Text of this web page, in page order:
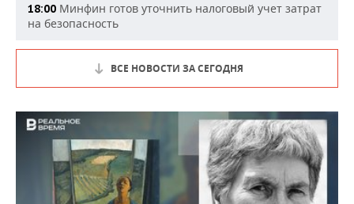
18:00 Минфин готов уточнить налоговый учет затрат
на безопасность
ВСЕ НОВОСТИ ЗА СЕГОДНЯ